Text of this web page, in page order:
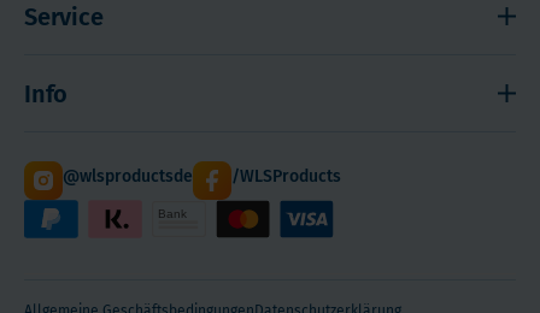
Service
Sitemap
Cookies
Info
Staffelrabatt
Paketdienst DHL
Über WLS Products und Melanie
@wlsproductsde /WLSProducts